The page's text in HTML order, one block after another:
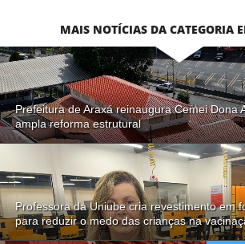
MAIS NOTÍCIAS DA CATEGORIA
Prefeitura de Araxá reinaugura Cemei Dona
ampla reforma estrutural
Professora da Uniube cria revestimento em
para reduzir o medo das crianças na